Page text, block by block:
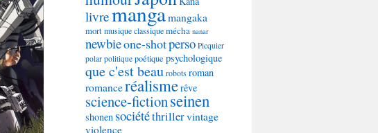
livremangamangaka
mortmusique classiquemécha nanar
newbieone-shotperso Picquier
polar politique poétique psychologique
que c'est beaurobotsroman
romanceréalismerêve
science-fictionseinen
shonen sociététhrillervintage
violence